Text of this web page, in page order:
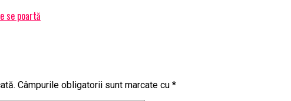
se poartă
Câmpurile obligatorii sunt marcate cu *